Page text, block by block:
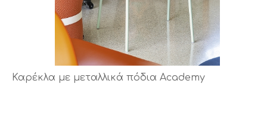
Καρέκλα με μεταλλικά πόδια Academy